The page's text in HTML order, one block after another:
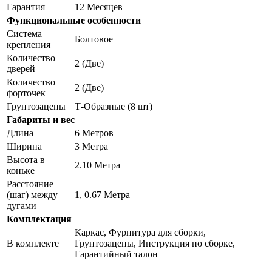
Гарантия
12 Месяцев
Функциональные особенности
Система
крепления
Болтовое
Количество
дверей
2 (Две)
Количество
форточек
2 (Две)
Грунтозацепы
Т-Образные (8 шт)
Габариты и вес
Длина
6 Метров
Ширина
3 Метра
Высота в
коньке
2.10 Метра
Расстояние
(шаг) между
дугами
1, 0.67 Метра
Комплектация
В комплекте
Каркас, Фурнитура для сборки,
Грунтозацепы, Инструкция по сборке,
Гарантийный талон